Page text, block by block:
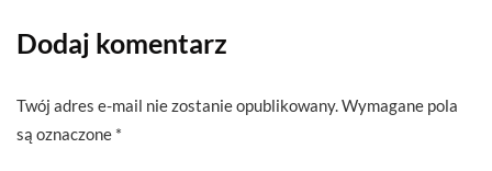
Dodaj komentarz
Twój adres e-mail nie zostanie opublikowany. Wymagane pola
są oznaczone *